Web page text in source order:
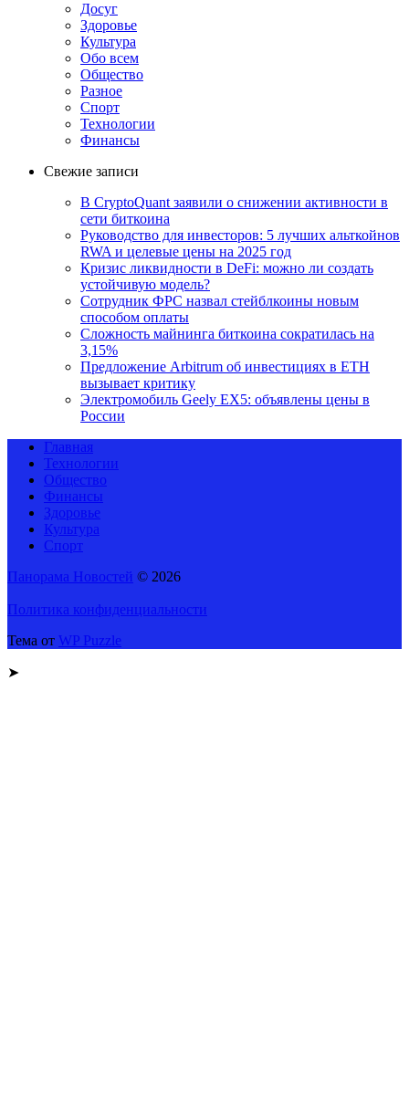
Досуг
Здоровье
Культура
Обо всем
Общество
Разное
Спорт
Технологии
Финансы
Свежие записи
В CryptoQuant заявили о снижении активности в
сети биткоина
Руководство для инвесторов: 5 лучших альткойнов
RWA и целевые цены на 2025 год
Кризис ликвидности в DeFi: можно ли создать
устойчивую модель?
Сотрудник ФРС назвал стейблкоины новым
способом оплаты
Сложность майнинга биткоина сократилась на
3,15%
Предложение Arbitrum об инвестициях в ETH
вызывает критику
Электромобиль Geely EX5: объявлены цены в
России
Главная
Технологии
Общество
Финансы
Здоровье
Культура
Спорт
Панорама Новостей © 2026
Политика конфиденциальности
Тема от WP Puzzle
➤